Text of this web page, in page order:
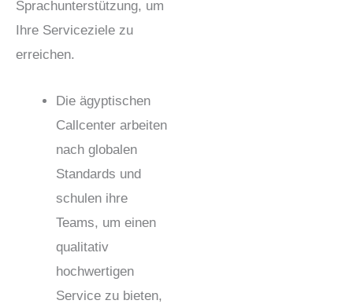
Sprachunterstützung, um
Ihre Serviceziele zu
erreichen.
Die ägyptischen
Callcenter arbeiten
nach globalen
Standards und
schulen ihre
Teams, um einen
qualitativ
hochwertigen
Service zu bieten,